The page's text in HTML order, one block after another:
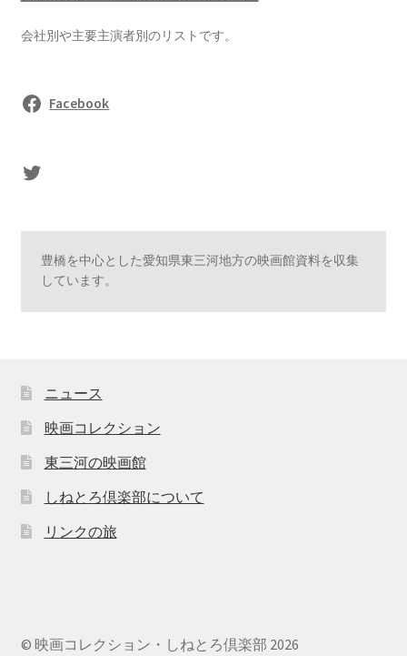
会社別や主要主演者別のリストです。
Facebook
sasaki's Twitter
豊橋を中心とした愛知県東三河地方の映画館資料を収集
しています。
ニュース
映画コレクション
東三河の映画館
しねとろ倶楽部について
リンクの旅
© 映画コレクション・しねとろ倶楽部 2026